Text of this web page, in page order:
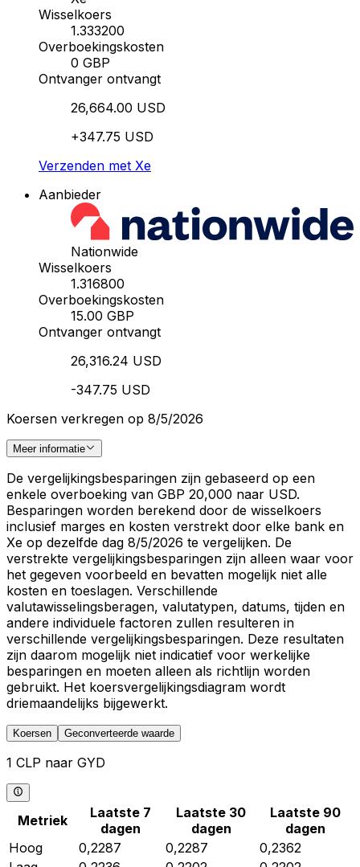
Wisselkoers
1.333200
Overboekingskosten
0 GBP
Ontvanger ontvangt
26,664.00 USD
+347.75 USD
Verzenden met Xe
Aanbieder
Nationwide
Wisselkoers
1.316800
Overboekingskosten
15.00 GBP
Ontvanger ontvangt
26,316.24 USD
-347.75 USD
Koersen verkregen op 8/5/2026
Meer informatie
De vergelijkingsbesparingen zijn gebaseerd op een
enkele overboeking van GBP 20,000 naar USD.
Besparingen worden berekend door de wisselkoers
inclusief marges en kosten verstrekt door elke bank en
Xe op dezelfde dag 8/5/2026 te vergelijken. De
verstrekte vergelijkingsbesparingen zijn alleen waar voor
het gegeven voorbeeld en bevatten mogelijk niet alle
kosten en toeslagen. Verschillende
valutawisselingsberagen, valutatypen, datums, tijden en
andere individuele factoren zullen resulteren in
verschillende vergelijkingsbesparingen. Deze resultaten
zijn daarom mogelijk niet indicatief voor werkelijke
besparingen en moeten alleen als richtlijn worden
gebruikt. Het koersvergelijkingsdiagram wordt
driemaandelijks bijgewerkt.
Koersen Geconverteerde waarde
1 CLP naar GYD
Metriek
Laatste 7
dagen
Laatste 30
dagen
Laatste 90
dagen
Hoog
0,2287 0,2287
0,2362